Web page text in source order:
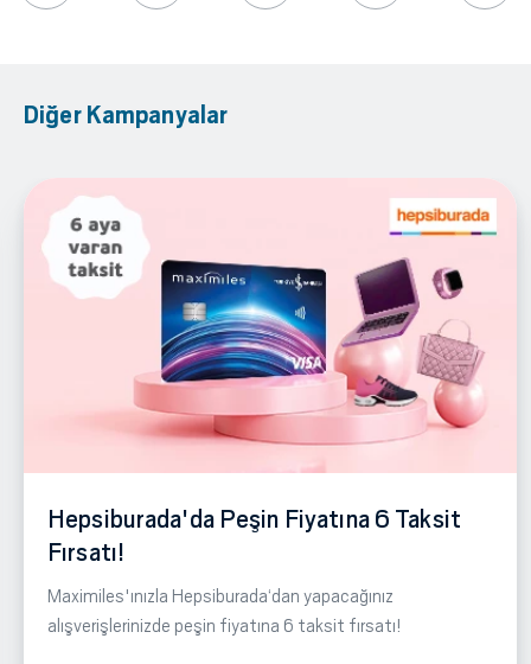
Diğer Kampanyalar
Hepsiburada'da Peşin Fiyatına 6 Taksit
Fırsatı!
Maximiles'ınızla Hepsiburada‘dan yapacağınız
alışverişlerinizde peşin fiyatına 6 taksit fırsatı!